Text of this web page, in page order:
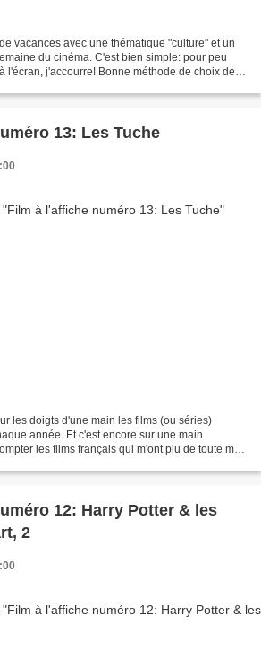
vacances avec une thématique "culture" et un
du cinéma. C'est bien simple: pour peu
l'écran, j'accourre! Bonne méthode de choix de
13: Les Tuche
les doigts d'une main les films (ou séries)
année. Et c'est encore sur une main
les films français qui m'ont plu de toute ma
12: Harry Potter & les
2